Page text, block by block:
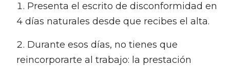
Presenta el escrito de disconformidad en
4 días naturales desde que recibes el alta.
Durante esos días, no tienes que
reincorporarte al trabajo: la prestación